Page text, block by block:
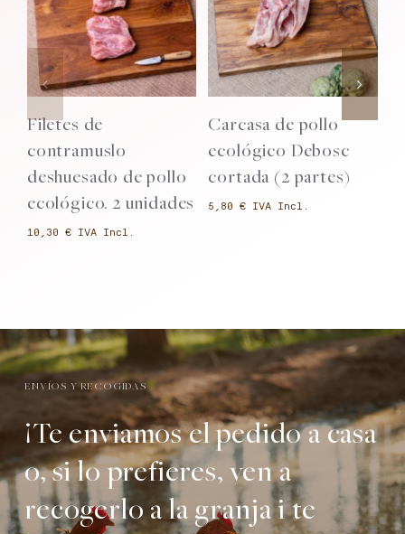
carrito
Detalles
Filetes de
contramuslo
deshuesado de pollo
ecológico. 2 unidades
€
carrito
Detalles
Carcasa de pollo
ecológico Debosc
cortada (2 partes)
€
ENVÍOS Y RECOGIDAS
¡Te enviamos el pedido a casa
o, si lo prefieres, ven a
recogerlo a la granja i te